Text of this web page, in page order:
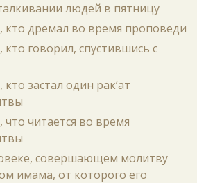
людей в пятницу
кто дремал во время проповеди
кто говорил, спустившись с
застал один рак‘ат
что читается во время
совершающем молитву
имама, от которого его